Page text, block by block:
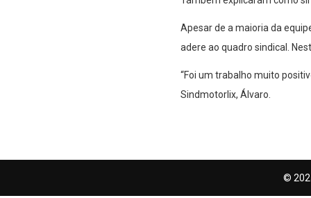
Apesar de a maioria da
adere ao quadro sindical.
“Foi um trabalho muito
Sindmotorlix, Álvaro.
©